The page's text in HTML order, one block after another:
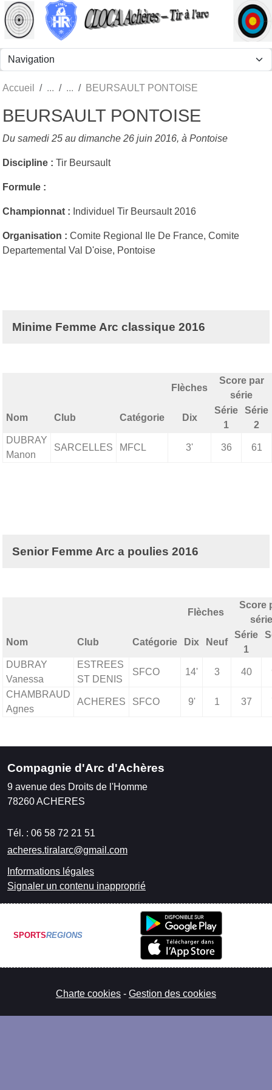
Accueil BEURSAULT PONTOISE
BEURSAULT PONTOISE
Du samedi 25 au dimanche 26 juin 2016, à Pontoise
Discipline : Tir Beursault
Formule :
Championnat : Individuel Tir Beursault 2016
Organisation : Comite Regional Ile De France, Comite
Departemental Val D'oise, Pontoise
Minime Femme Arc classique 2016
Flèches
Score par
série
Nom Club Catégorie Dix
Série
1
Série
2
DUBRAY
Manon
SARCELLES MFCL 3' 36 61
Senior Femme Arc a poulies 2016
Flèches
Score
série
Nom Club Catégorie Dix Neuf
Série
1
DUBRAY
Vanessa
ESTREES
ST DENIS
SFCO 14' 3 40
CHAMBRAUD
Agnes
ACHERES SFCO 9' 1 37
Compagnie d'Arc d'Achères
9 avenue des Droits de l'Homme
78260ACHERES
Tél. : 06 58 72 21 51
acheres.tiralarc@gmail.com
Informations légales
Signaler un contenu inapproprié
SPORTSREGIONS
Charte cookies Gestion des cookies
Panneau de gestion des cookies